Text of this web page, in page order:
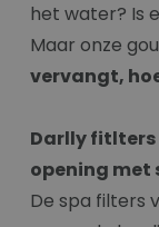
het water? Is
Maar onze
vervangt,
Darlly fitlters
opening
De spa filters